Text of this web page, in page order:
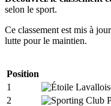
selon le sport.
Ce classement est mis à
lutte pour le maintien.
Position
1
2